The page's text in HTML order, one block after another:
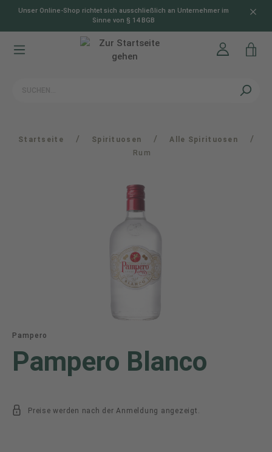
springen
Unser Online-Shop richtet sich ausschließlich an Unternehmer im
Sinne von § 14 BGB
Startseite / Spirituosen / Alle Spirituosen /
Rum
Pampero
Pampero Blanco
Preise werden nach der Anmeldung angezeigt.